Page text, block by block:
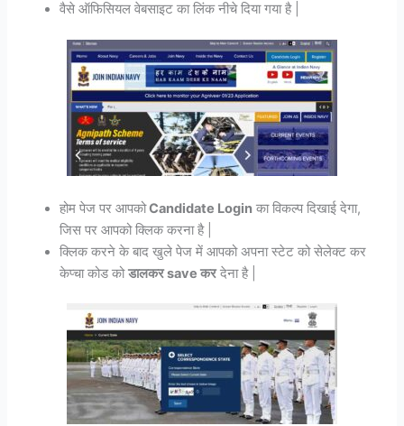
वैसे ऑफिसियल वेबसाइट का लिंक नीचे दिया गया है |
होम पेज पर आपकोCandidate Login का विकल्प दिखाई देगा,
जिस पर आपको क्लिक करना है |
क्लिक करने के बाद खुले पेज में आपको अपना स्टेट को सेलेक्ट कर
केप्चा कोड कोडालकर save करदेना है |